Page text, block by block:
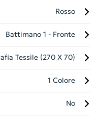
e sostegno. Facili da
gonfiabili sono
azienda in maniera
Rosso
Battimano 1 - Fronte
Tessile (270 X 70)
1 Colore
No